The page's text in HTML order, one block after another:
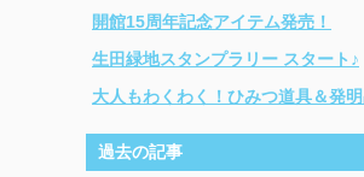
開館15周年記念アイテム発売！
生田緑地スタンプラリー スタート♪
大人もわくわく！ひみつ道具＆発
過去の記事